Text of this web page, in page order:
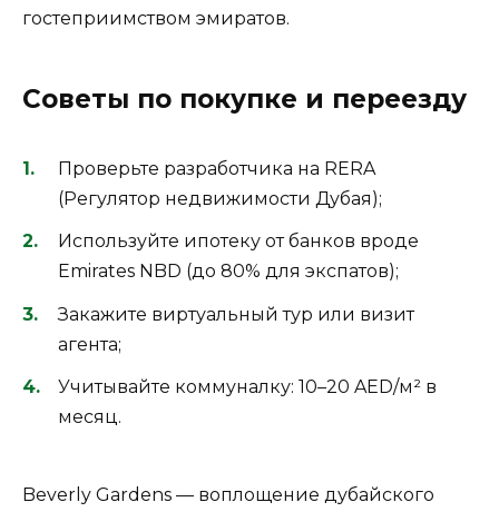
гостеприимством эмиратов.
Советы по покупке и переезду
Проверьте разработчика на RERA
(Регулятор недвижимости Дубая);
Используйте ипотеку от банков вроде
Emirates NBD (до 80% для экспатов);
Закажите виртуальный тур или визит
агента;
Учитывайте коммуналку: 10–20 AED/м² в
месяц.
Beverly Gardens — воплощение дубайского